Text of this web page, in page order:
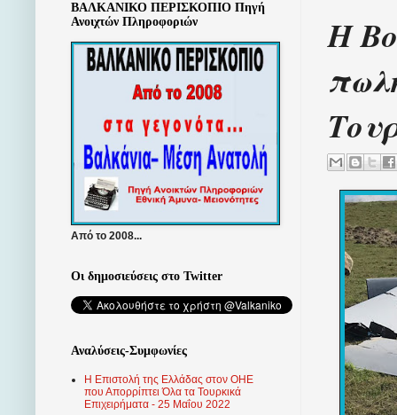
Η
ΒΑΛΚΑΝΙΚΟ ΠΕΡΙΣΚΟΠΙΟ Πηγή
Ανοιχτών Πληροφοριών
Από το 2008...
Οι δημοσιεύσεις στο Twitter
Αναλύσεις-Συμφωνίες
Η Επιστολή της Ελλάδας στον ΟΗΕ
που Απορρίπτει Όλα τα Τουρκικά
Επιχειρήματα - 25 Μαΐου 2022